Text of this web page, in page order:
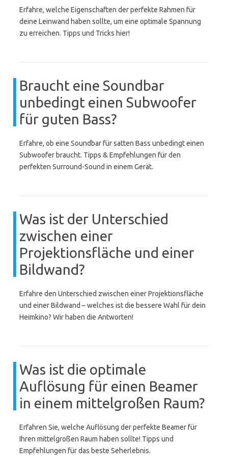
Erfahre, welche Eigenschaften der perfekte Rahmen für
deine Leinwand haben sollte, um eine optimale Spannung
zu erreichen. Tipps und Tricks hier!
Braucht eine Soundbar
unbedingt einen Subwoofer
für guten Bass?
Erfahre, ob eine Soundbar für satten Bass unbedingt einen
Subwoofer braucht. Tipps & Empfehlungen für den
perfekten Surround-Sound in einem Gerät.
Was ist der Unterschied
zwischen einer
Projektionsfläche und einer
Bildwand?
Erfahre den Unterschied zwischen einer Projektionsfläche
und einer Bildwand – welches ist die bessere Wahl für dein
Heimkino? Wir haben die Antworten!
Was ist die optimale
Auflösung für einen Beamer
in einem mittelgroßen Raum?
Erfahren Sie, welche Auflösung der perfekte Beamer für
Ihren mittelgroßen Raum haben sollte! Tipps und
Empfehlungen für das beste Seherlebnis.